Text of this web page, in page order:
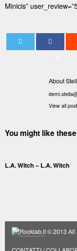
Minicis”
About
View all
You might like these
L.A. Witch – L.A. Witch
Rocklab.it© 2013 All